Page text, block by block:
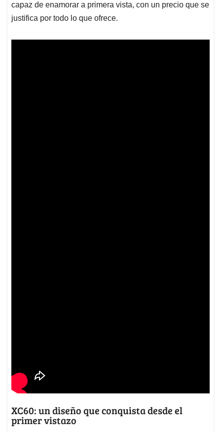
capaz de enamorar a primera vista, con un precio que se
justifica por todo lo que ofrece.
XC60: un diseño que conquista desde el
primer vistazo